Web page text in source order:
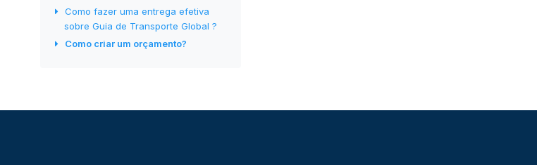
Como fazer uma entrega efetiva
sobre Guia de Transporte Global ?
Como criar um orçamento?